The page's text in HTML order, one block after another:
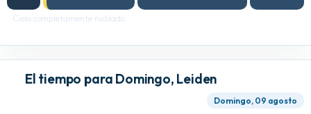
Cielo completamente nublado
El tiempo para Domingo, Leiden
Domingo, 09 agosto